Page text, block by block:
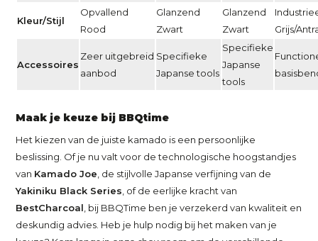
Kleur/Stijl
Opvallend
Rood
Glanzend
Zwart
Glanzend
Zwart
Grijs/
Accessoires
Zeer uitgebreid
aanbod
Specifieke
Japanse tools
Specifieke
Japanse
tools
Maak je keuze bij BBQtime
Het kiezen van de juiste kamado is een persoonlijke
beslissing. Of je nu valt voor de technologische hoogstandjes
van Kamado Joe , de stijlvolle Japanse verfijning van de
Yakiniku Black Series , of de eerlijke kracht van
BestCharcoal , bij BBQTime ben je verzekerd van kwaliteit en
deskundig advies. Heb je hulp nodig bij het maken van je